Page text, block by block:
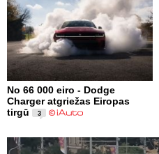
No 66 000 eiro - Dodge
Charger atgriežas Eiropas
tirgū
3